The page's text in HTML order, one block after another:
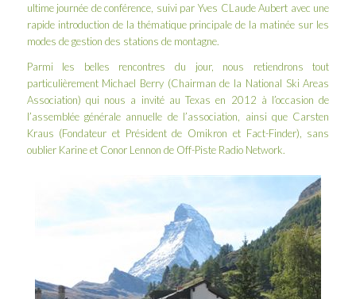
ultime journée de conférence, suivi par Yves CLaude Aubert avec une
rapide introduction de la thématique principale de la matinée sur les
modes de gestion des stations de montagne.
Parmi les belles rencontres du jour, nous retiendrons tout
particulièrement Michael Berry (Chairman de la National Ski Areas
Association) qui nous a invité au Texas en 2012 à l’occasion de
l’assemblée générale annuelle de l’association, ainsi que Carsten
Kraus (Fondateur et Président de Omikron et Fact-Finder), sans
oublier Karine et Conor Lennon de Off-Piste Radio Network.